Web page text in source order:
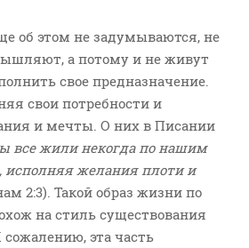
об этом не задумываются, не
а потому и не живут
свое предназначение.
свои потребности и
и мечты. О них в Писании
все жили некогда по нашим
исполняя желания плоти и
2:3). Такой образ жизни по
на стиль существования
эта часть